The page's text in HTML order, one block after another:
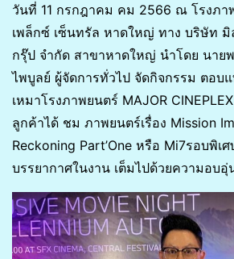
วันที่ 11 กรกฎาคม คม 2566 ณ โรงภา
เพล็กซ์ เซ็นทรัล หาดใหญ่ ทาง บริษัท มิ
กรุ๊ป จำกัด สาขาหาดใหญ่ นำโดย นาย
ไพบูลย์ ผู้จัดการทั่วไป จัดกิจกรรม ตอบ
เหมาโรงภาพยนตร์ MAJOR
ลูกค้าได้ ชม ภาพยนตร์เรื่อง Mission
Reckoning Part’One หรือ Mi7รอบพิเ
บรรยากาศในงาน เต็มไปด้วยความอบอุ่